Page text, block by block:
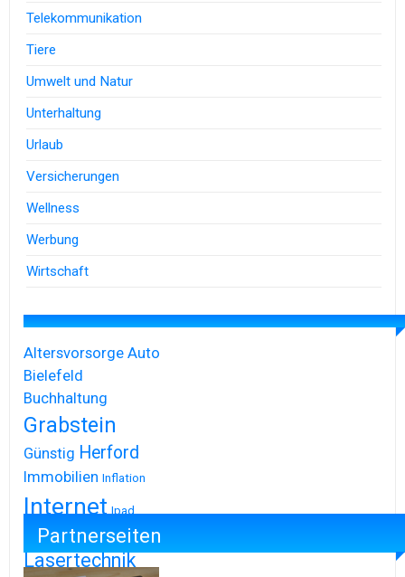
Telekommunikation
Tiere
Umwelt und Natur
Unterhaltung
Urlaub
Versicherungen
Wellness
Werbung
Wirtschaft
Altersvorsorge Auto
Bielefeld
Buchhaltung
Grabstein
Günstig Herford
Immobilien Inflation
Internet Ipad
Iphone
Lasertechnik
Partnerseiten